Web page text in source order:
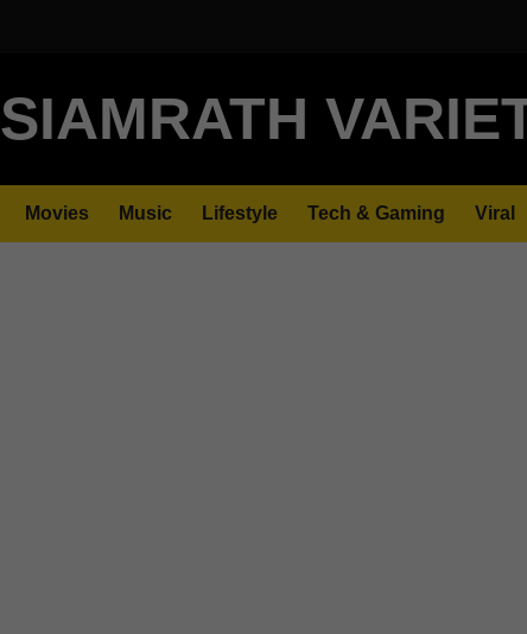
SIAMRATH
Movies Music Lifestyle Tech & Gaming Viral